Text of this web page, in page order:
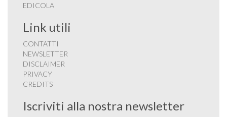
EDICOLA
Link utili
CONTATTI
NEWSLETTER
DISCLAIMER
PRIVACY
CREDITS
Iscriviti alla nostra newsletter